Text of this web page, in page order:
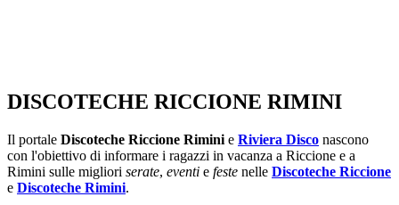
DISCOTECHE RICCIONE RIMINI
Il portale Discoteche Riccione Rimini e Riviera Disco nascono
con l'obiettivo di informare i ragazzi in vacanza a Riccione e a
Rimini sulle migliori serate, eventi e feste nelle Discoteche Riccione
e Discoteche Rimini.